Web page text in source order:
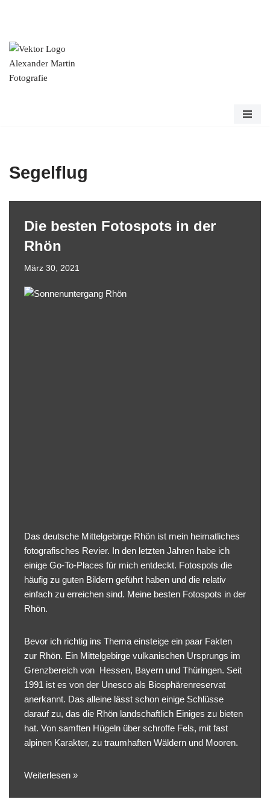
Inhalt
springen
Segelflug
Die besten Fotospots in der
Rhön
März 30, 2021
Das deutsche Mittelgebirge Rhön ist mein heimatliches
fotografisches Revier. In den letzten Jahren habe ich
einige Go-To-Places für mich entdeckt. Fotospots die
häufig zu guten Bildern geführt haben und die relativ
einfach zu erreichen sind. Meine besten Fotospots in der
Rhön.
Bevor ich richtig ins Thema einsteige ein paar Fakten
zur Rhön. Ein Mittelgebirge vulkanischen Ursprungs im
Grenzbereich von Hessen, Bayern und Thüringen. Seit
1991 ist es von der Unesco als Biosphärenreservat
anerkannt. Das alleine lässt schon einige Schlüsse
darauf zu, das die Rhön landschaftlich Einiges zu bieten
hat. Von samften Hügeln über schroffe Fels, mit fast
alpinen Karakter, zu traumhaften Wäldern und Mooren.
Weiterlesen »